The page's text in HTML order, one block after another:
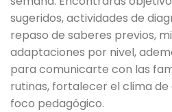
sugeridos, actividades de
repaso de saberes previos,
adaptaciones por nivel,
para comunicarte con las
rutinas, fortalecer el clima
foco pedagógico.